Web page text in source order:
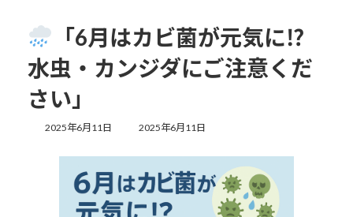
「6月はカビ菌が元気に⁉
水虫・カンジダにご注意くだ
さい」
2025年6月11日
最
更
日
時
:
2025年6月11日